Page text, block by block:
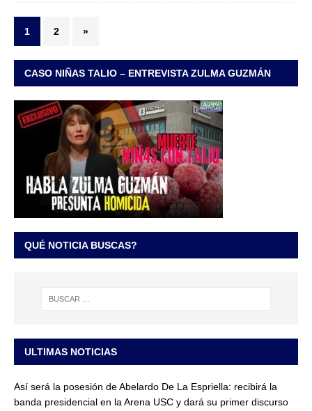
1 2 »
CASO NIÑAS TALIO – ENTREVISTA ZULMA GUZMÁN
QUÉ NOTICIA BUSCAS?
ULTIMAS NOTICIAS
Así será la posesión de Abelardo De La Espriella: recibirá la
banda presidencial en la Arena USC y dará su primer discurso